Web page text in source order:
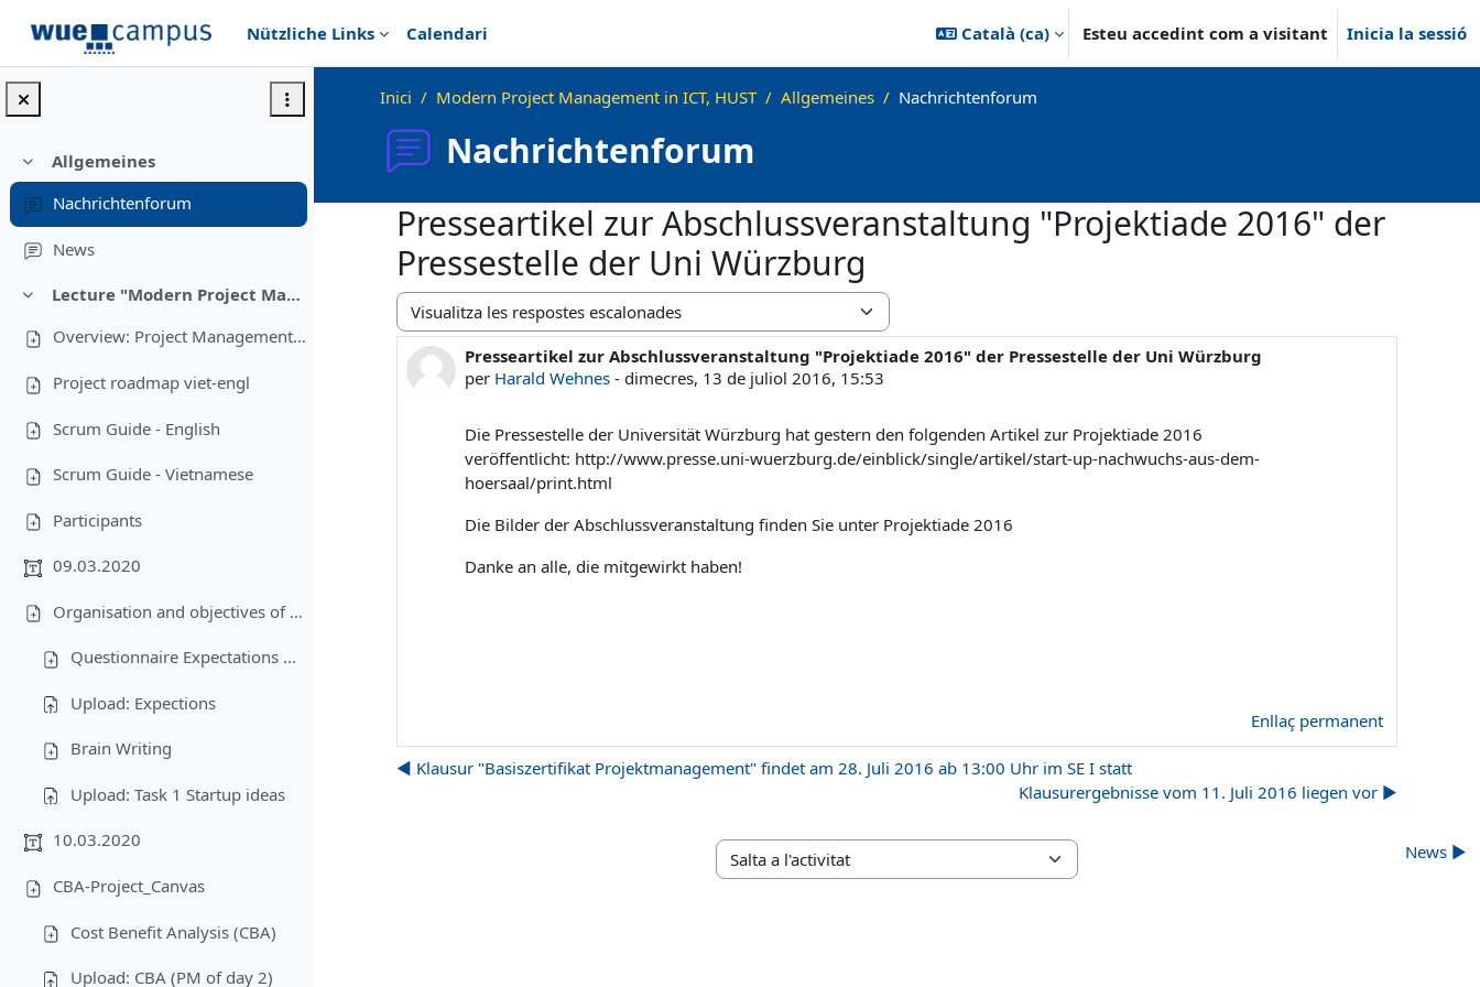
Nützliche Links
Calendari Català ‎(ca)‎ Esteu accedint com a visitant Inicia la sessió
Redueix
Allgemeines
Nachrichtenforum
News
Redueix
Lecture "Modern Project Management in ICT", HUST, Hanoi, 2023
Overview: Project Management in Vietnam
Project roadmap viet-engl
Scrum Guide - English
Scrum Guide - Vietnamese
Participants
09.03.2020
Organisation and objectives of the lecture-Business plan-Creativity
Questionnaire Expectations ...
Upload: Expections
Brain Writing
Upload: Task 1 Startup ideas
10.03.2020
CBA-Project_Canvas
Cost Benefit Analysis (CBA)
Upload: CBA (PM of day 2)
Inici Modern Project Management in ICT, HUST Allgemeines Nachrichtenforum
Nachrichtenforum
Presseartikel zur Abschlussveranstaltung "Projektiade 2016" der
Pressestelle der Uni Würzburg
Mode de visualització
Presseartikel zur Abschlussveranstaltung "Projektiade 2016" der Pressestelle der Uni Würzburg
per Harald Wehnes - dimecres, 13 de juliol 2016, 15:53
Nombre de respostes: 0
Die Pressestelle der Universität Würzburg hat gestern den folgenden Artikel zur Projektiade 2016
veröffentlicht: http://www.presse.uni-wuerzburg.de/einblick/single/artikel/start-up-nachwuchs-aus-dem-
hoersaal/print.html
Die Bilder der Abschlussveranstaltung finden Sie unter Projektiade 2016
Danke an alle, die mitgewirkt haben!
Enllaç permanent
◀︎ Klausur "Basiszertifikat Projektmanagement" findet am 28. Juli 2016 ab 13:00 Uhr im SE I statt
Klausurergebnisse vom 11. Juli 2016 liegen vor ▶︎
Salta a l'activitat
News ▶︎